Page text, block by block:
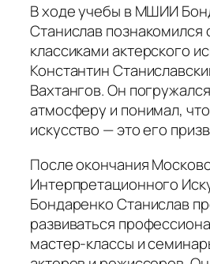
В ходе учебы в МШИИ
Станислав познакомился
классиками актерского
Константин
Вахтангов. Он
атмосферу и понимал,
искусство — это его
После окончания
Интерпретационного
Бондаренко Станислав
развиваться
мастер-классы и